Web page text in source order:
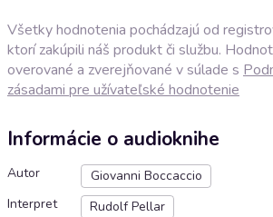
Všetky hodnotenia pochádzajú od
ktorí zakúpili náš produkt či službu.
overované a zverejňované v súlade s
zásadami pre užívateľské hodnotenie
Informácie o audioknihe
Autor
Giovanni Boccaccio
Interpret
Rudolf Pellar